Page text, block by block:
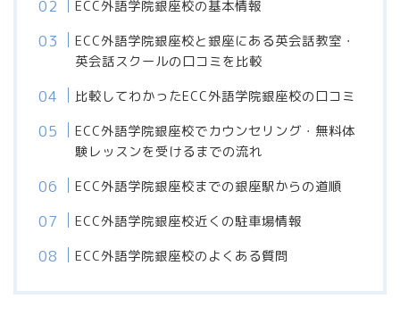
ECC外語学院銀座校の基本情報
ECC外語学院銀座校と銀座にある英会話教室・
英会話スクールの口コミを比較
比較してわかったECC外語学院銀座校の口コミ
ECC外語学院銀座校でカウンセリング・無料体
験レッスンを受けるまでの流れ
ECC外語学院銀座校までの銀座駅からの道順
ECC外語学院銀座校近くの駐車場情報
ECC外語学院銀座校のよくある質問